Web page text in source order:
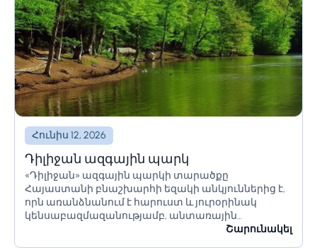
Հունիս 12, 2026
Դիլիջան ազգային պարկ
«Դիլիջան» ազգային պարկի տարածքը
Հայաստանի բնաշխարհի եզակի անկյուններից է,
որն առանձնանում է հարուստ և յուրօրինակ
կենսաբազմազանությամբ, անտառային
լանդշաֆտով, գիտական, ճանաչողական ևՇարունակել